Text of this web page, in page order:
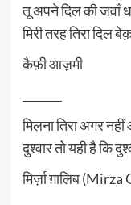
तू अपने दिल की जवाँ
मिरी तरह तिरा दिल
कैफ़ी आज़मी
मिलना तिरा अगर
दुश्वार तो यही है कि
मिर्ज़ा ग़ालिब